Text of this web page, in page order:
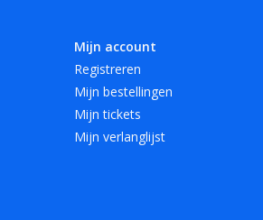
Mijn account
Registreren
Mijn bestellingen
Mijn tickets
Mijn verlanglijst